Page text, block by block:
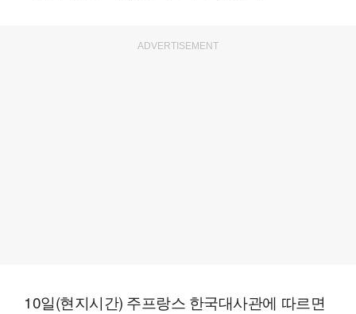
ADVERTISEMENT
10일(현지시간) 주프랑스 한국대사관에 따르면